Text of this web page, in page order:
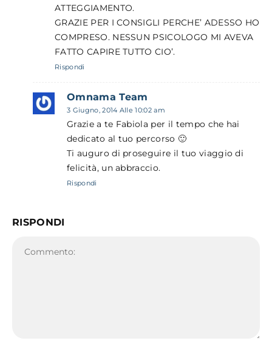
ATTEGGIAMENTO.
GRAZIE PER I CONSIGLI PERCHE’ ADESSO HO
COMPRESO. NESSUN PSICOLOGO MI AVEVA
FATTO CAPIRE TUTTO CIO’.
Rispondi
Omnama Team
3 Giugno, 2014 Alle 10:02 am
Grazie a te Fabiola per il tempo che hai
dedicato al tuo percorso 🙂
Ti auguro di proseguire il tuo viaggio di
felicità, un abbraccio.
Rispondi
RISPONDI